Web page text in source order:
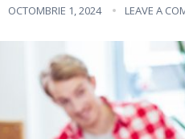
OCTOMBRIE 1, 2024 LEAVE A